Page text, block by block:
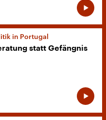
in Portugal
statt Gefängnis